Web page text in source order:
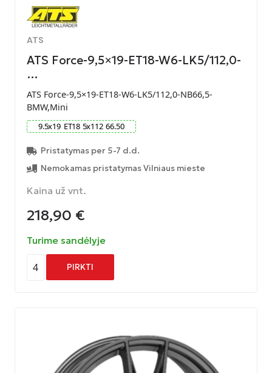
ATS
ATS Force-9,5×19-ET18-W6-LK5/112,0-
…
ATS Force-9,5×19-ET18-W6-LK5/112,0-NB66,5-
BMW,Mini
9.5x19 ET18 5x112 66.50
Pristatymas per 5-7 d.d.
Nemokamas pristatymas Vilniaus mieste
Kaina už vnt.
218,90 €
Turime sandėlyje
4 PIRKTI